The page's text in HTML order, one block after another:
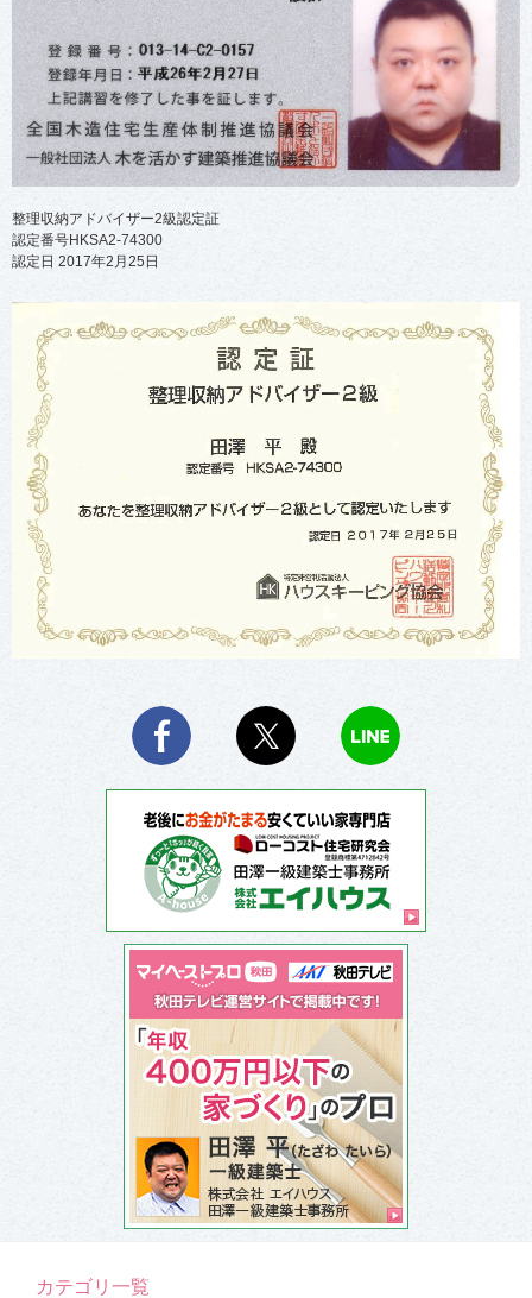
整理収納アドバイザー2級認定証
認定番号HKSA2-74300
認定日 2017年2月25日
Facebook
カテゴリ一覧